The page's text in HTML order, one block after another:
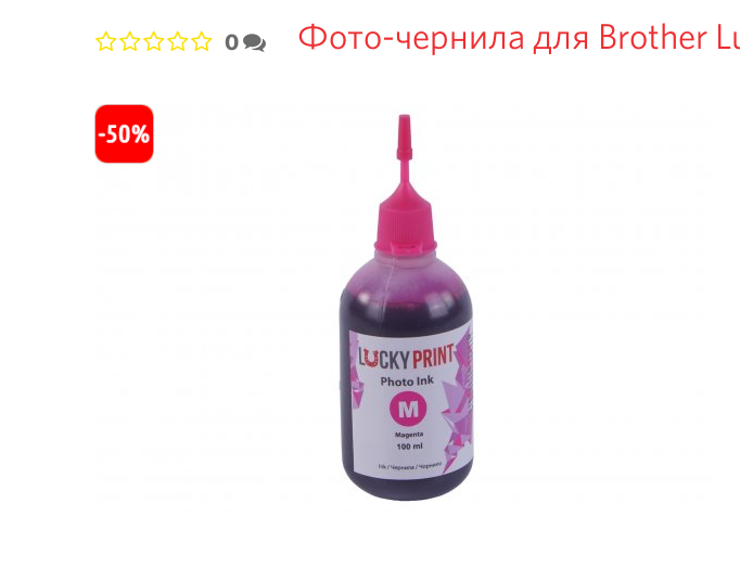
0 Фото-чернила для Brother